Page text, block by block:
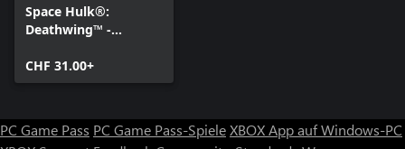
Space Hulk®:
Deathwing™ -
(Windows 10)
CHF 31.00+
PC Game Pass PC Game Pass-SpieleXBOX App auf Windows-PC